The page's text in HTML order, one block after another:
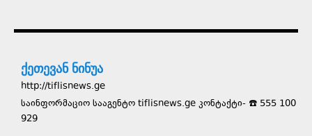
ქეთევან ნინუა
http://tiflisnews.ge
საინფორმაციო სააგენტო tiflisnews.ge კონტაქტი- ☎️ 555 100
929